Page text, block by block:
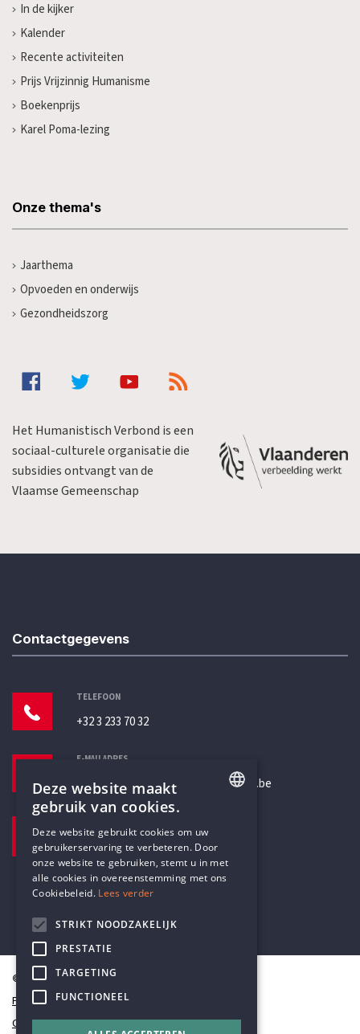
In de kijker
Kalender
Recente activiteiten
Prijs Vrijzinnig Humanisme
Boekenprijs
Karel Poma-lezing
Onze thema's
Jaarthema
Opvoeden en onderwijs
Gezondheidszorg
Het Humanistisch Verbond is een
sociaal-culturele organisatie die
subsidies ontvangt van de
Vlaamse Gemeenschap
Contactgegevens
TELEFOON
+32 3 233 70 32
E-MAILADRES
secretariaat@humanistischverbond.be
Pottenbrug 4
Antwerpen, 2000
© Humanistisch Verbond 2026
Privacy
Cookiestatement
DUTCH
Deze website maakt
gebruik van cookies.
Deze website gebruikt cookies om uw
gebruikerservaring te verbeteren. Door
onze website te gebruiken, stemt u in met
alle cookies in overeenstemming met ons
Cookiebeleid. Lees verder
STRIKT NOODZAKELIJK
PRESTATIE
TARGETING
FUNCTIONEEL